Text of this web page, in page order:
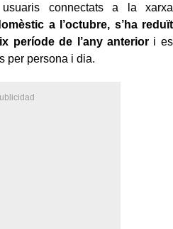
connectats a la xarxa
a l’octubre, s’ha reduït
període de l’any anterior i es
per persona i dia.